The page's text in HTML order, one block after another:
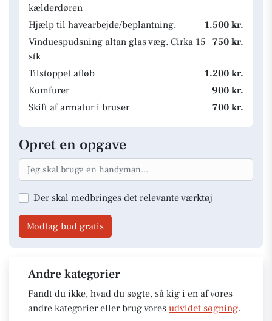
kælderdøren
Hjælp til havearbejde/beplantning.
1.500 kr.
Vinduespudsning altan glas væg. Cirka 15
stk
750 kr.
Tilstoppet afløb
1.200 kr.
Komfurer
900 kr.
Skift af armatur i bruser
700 kr.
Opret en opgave
Der skal medbringes det relevante værktøj
Modtag bud gratis
Andre kategorier
Fandt du ikke, hvad du søgte, så kig i en af vores
andre kategorier eller brug vores udvidet søgning.